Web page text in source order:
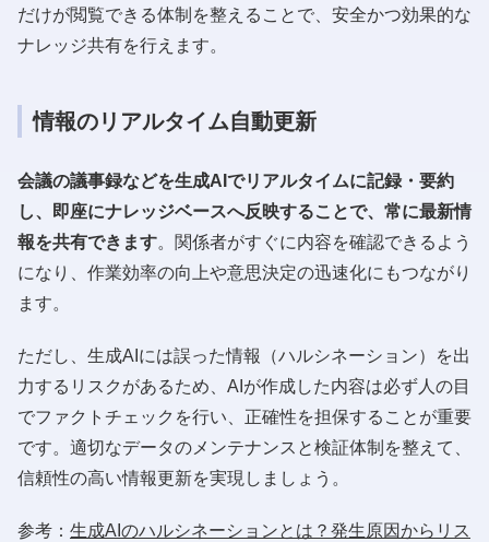
だけが閲覧できる体制を整えることで、安全かつ効果的な
ナレッジ共有を行えます。
情報のリアルタイム自動更新
会議の議事録などを生成AIでリアルタイムに記録・要約
し、即座にナレッジベースへ反映することで、常に最新情
報を共有できます。関係者がすぐに内容を確認できるよう
になり、作業効率の向上や意思決定の迅速化にもつながり
ます。
ただし、生成AIには誤った情報（ハルシネーション）を出
力するリスクがあるため、AIが作成した内容は必ず人の目
でファクトチェックを行い、正確性を担保することが重要
です。適切なデータのメンテナンスと検証体制を整えて、
信頼性の高い情報更新を実現しましょう。
参考： 生成AIのハルシネーションとは？発生原因からリス